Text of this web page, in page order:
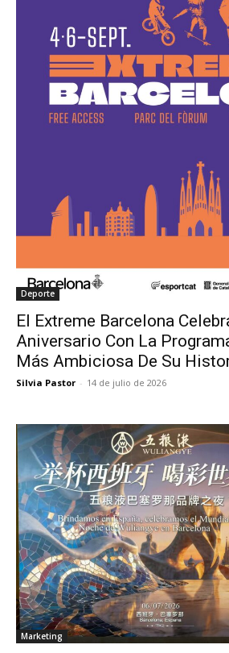
Deporte
El Extreme Barcelona
Aniversario Con La
Más Ambiciosa De Su
Silvia Pastor - 14 de julio de 2026
Marketing